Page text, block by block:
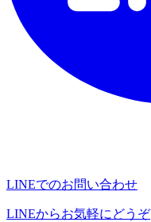
LINEでのお問い合わせ
LINEからお気軽にどうぞ